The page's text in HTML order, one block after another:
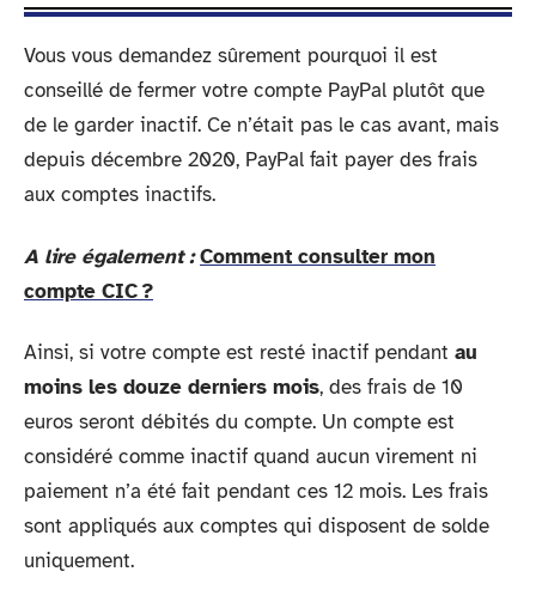
Vous vous demandez sûrement pourquoi il est
conseillé de fermer votre compte PayPal plutôt que
de le garder inactif. Ce n’était pas le cas avant, mais
depuis décembre 2020, PayPal fait payer des frais
aux comptes inactifs.
A lire également : Comment consulter mon
compte CIC ?
Ainsi, si votre compte est resté inactif pendant au
moins les douze derniers mois, des frais de 10
euros seront débités du compte. Un compte est
considéré comme inactif quand aucun virement ni
paiement n’a été fait pendant ces 12 mois. Les frais
sont appliqués aux comptes qui disposent de solde
uniquement.